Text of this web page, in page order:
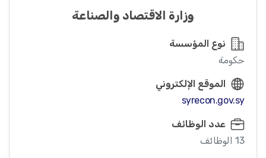
وزارة الاقتصاد والصناعة
نوع المؤسسة
حكومة
الموقع الإلكتروني
syrecon.gov.sy
عدد الوظائف
13 الوظائف